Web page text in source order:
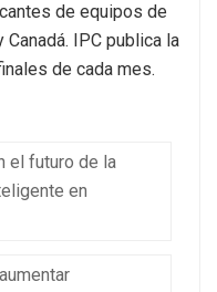
de equipos de
Canadá. IPC publica la
de cada mes.
el futuro de la
en